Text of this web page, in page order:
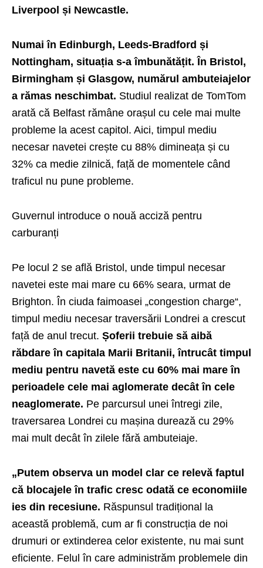
Liverpool și Newcastle.
Numai în Edinburgh, Leeds-Bradford și
Nottingham, situația s-a îmbunătățit. În Bristol,
Birmingham și Glasgow, numărul ambuteiajelor
a rămas neschimbat. Studiul realizat de TomTom
arată că Belfast rămâne orașul cu cele mai multe
probleme la acest capitol. Aici, timpul mediu
necesar navetei crește cu 88% dimineața și cu
32% ca medie zilnică, față de momentele când
traficul nu pune probleme.
Guvernul introduce o nouă acciză pentru
carburanți
Pe locul 2 se află Bristol, unde timpul necesar
navetei este mai mare cu 66% seara, urmat de
Brighton. În ciuda faimoasei „congestion charge“,
timpul mediu necesar traversării Londrei a crescut
față de anul trecut. Șoferii trebuie să aibă
răbdare în capitala Marii Britanii, întrucât timpul
mediu pentru navetă este cu 60% mai mare în
perioadele cele mai aglomerate decât în cele
neaglomerate. Pe parcursul unei întregi zile,
traversarea Londrei cu mașina durează cu 29%
mai mult decât în zilele fără ambuteiaje.
„Putem observa un model clar ce relevă faptul
că blocajele în trafic cresc odată ce economiile
ies din recesiune. Răspunsul tradițional la
această problemă, cum ar fi construcția de noi
drumuri or extinderea celor existente, nu mai sunt
eficiente. Felul în care administrăm problemele din